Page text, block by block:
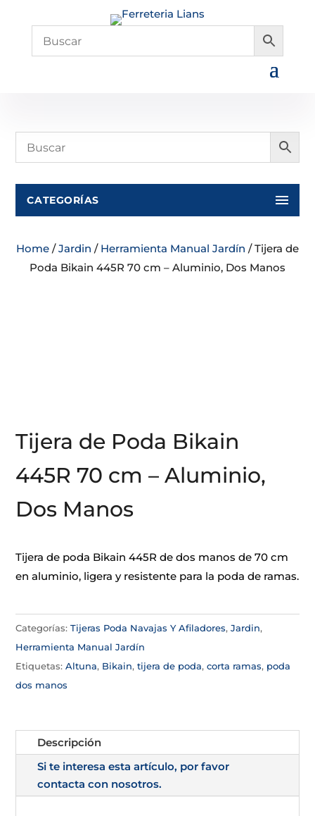
CATEGORÍAS
Home /Jardin / Herramienta Manual Jardín / Tijera de
Poda Bikain 445R 70 cm – Aluminio, Dos Manos
Tijera de Poda Bikain
445R 70 cm – Aluminio,
Dos Manos
Tijera de poda Bikain 445R de dos manos de 70 cm
en aluminio, ligera y resistente para la poda de ramas.
Categorías:Tijeras Poda Navajas Y Afiladores,Jardin,
Herramienta Manual Jardín
Etiquetas:Altuna, Bikain,tijera de poda,corta ramas, poda
dos manos
Descripción
Si te interesa esta artículo, por favor
contacta con nosotros.